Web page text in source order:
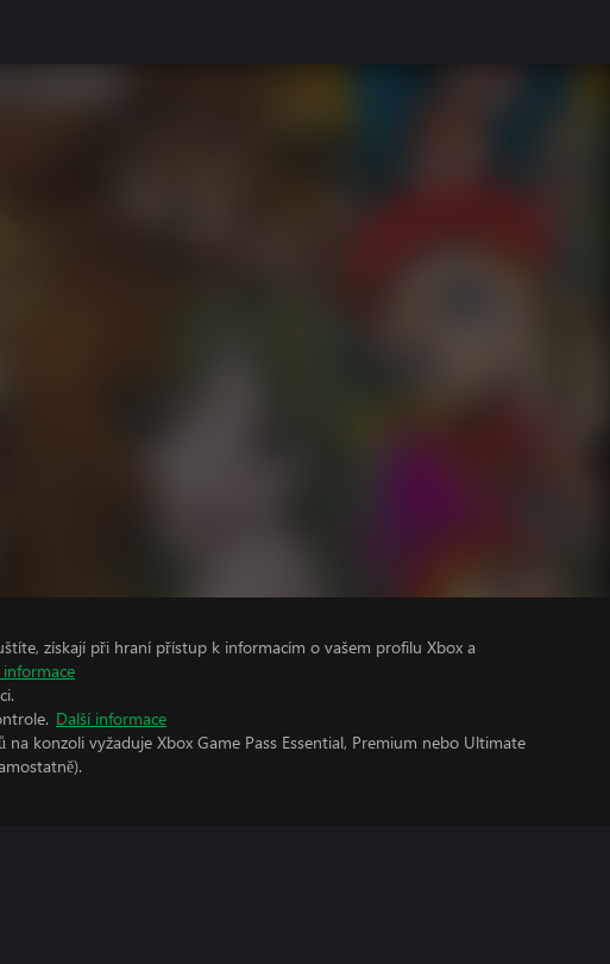
získají při hraní přístup k informacím o vašem profilu Xbox a
informace
Další informace
konzoli vyžaduje Xbox Game Pass Essential, Premium nebo Ultimate